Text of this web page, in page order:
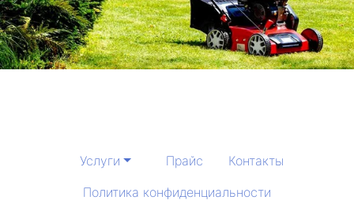
Услуги Прайс
Контакты
Политика конфиденциальности